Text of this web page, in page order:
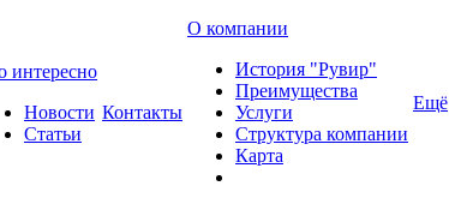
интересно
Новости
Статьи
Контакты
О компании
История "Рувир"
Преимущества
Услуги
Структура компании
Карта
Ещё